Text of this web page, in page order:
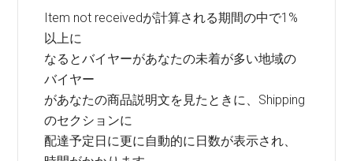
Item not receivedが計算される期間の中で1%
以上に
なるとバイヤーがあなたの未着が多い地域の
バイヤー
があなたの商品説明文を見たときに、Shipping
のセクションに
配達予定日に更に自動的に日数が表示され、